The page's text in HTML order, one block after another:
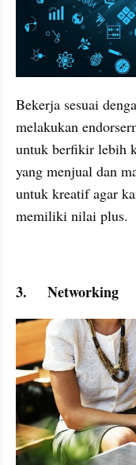
Bekerja sesuai
melakukan
untuk berfikir lebih
yang menjual dan
untuk kreatif agar
memiliki nilai plus.
3.	Networking